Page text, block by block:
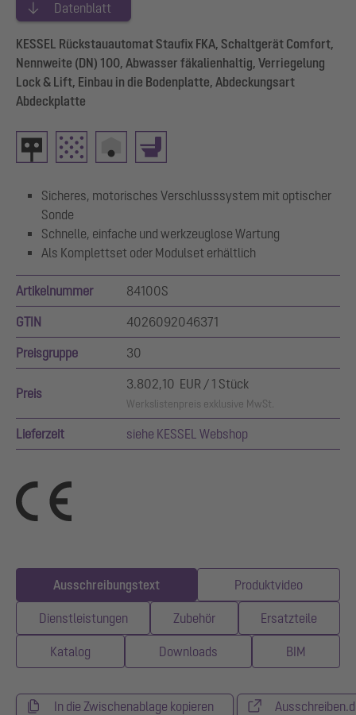
Datenblatt
KESSEL Rückstauautomat Staufix FKA, Schaltgerät Comfort,
Nennweite (DN) 100, Abwasser fäkalienhaltig, Verriegelung
Lock & Lift, Einbau in die Bodenplatte, Abdeckungsart
Abdeckplatte
Sicheres, motorisches Verschlusssystem mit optischer
Sonde
Schnelle, einfache und werkzeuglose Wartung
Als Komplettset oder Modulset erhältlich
Artikelnummer 84100S
GTIN 4026092046371
Preisgruppe 30
Preis
3.802,10 EUR / 1 Stück
Werkslistenpreis exklusive MwSt.
Lieferzeit siehe KESSEL Webshop
Ausschreibungstext Produktvideo
Dienstleistungen Zubehör Ersatzteile
Katalog Downloads BIM
In die Zwischenablage kopieren